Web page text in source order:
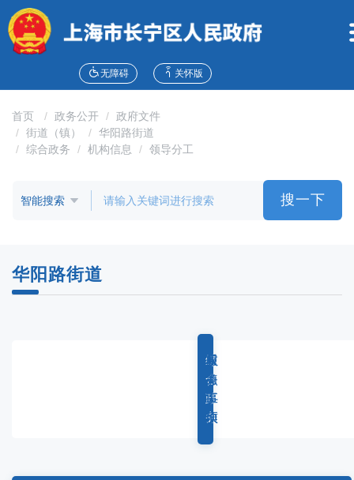
障
碍
说
无障碍 关怀版
首页 政务公开
政府文件
街道（镇）
华阳路街道
综合政务
机构信息 领导分工
搜一下
华阳路街道
综
合
政
务
重
点
工
作
权
力
事
项
服
务
事
项